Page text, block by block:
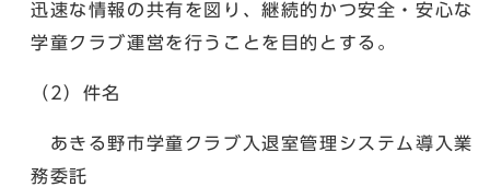
迅速な情報の共有を図り、継続的かつ安全・安心な
学童クラブ運営を行うことを目的とする。
（2）件名
あきる野市学童クラブ入退室管理システム導入業
務委託